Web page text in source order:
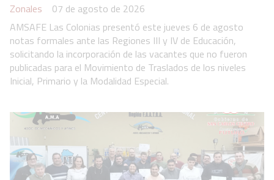
Zonales
07 de agosto de 2026
AMSAFE Las Colonias presentó este jueves 6 de agosto
notas formales ante las Regiones III y IV de Educación,
solicitando la incorporación de las vacantes que no fueron
publicadas para el Movimiento de Traslados de los niveles
Inicial, Primario y la Modalidad Especial.